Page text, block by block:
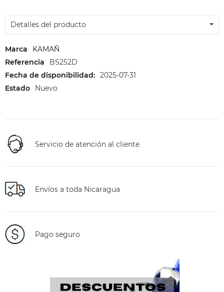
Detalles del producto
Marca
KAMAÑ
Referencia
BS252D
Fecha de disponibilidad: 2025-07-31
Estado
Nuevo
Servicio de atención al cliente
Envíos a toda Nicaragua
Pago seguro